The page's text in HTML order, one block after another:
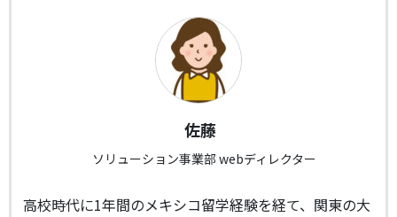
佐藤
ソリューション事業部 webディレクター
高校時代に1年間のメキシコ留学経験を経て、関東の大